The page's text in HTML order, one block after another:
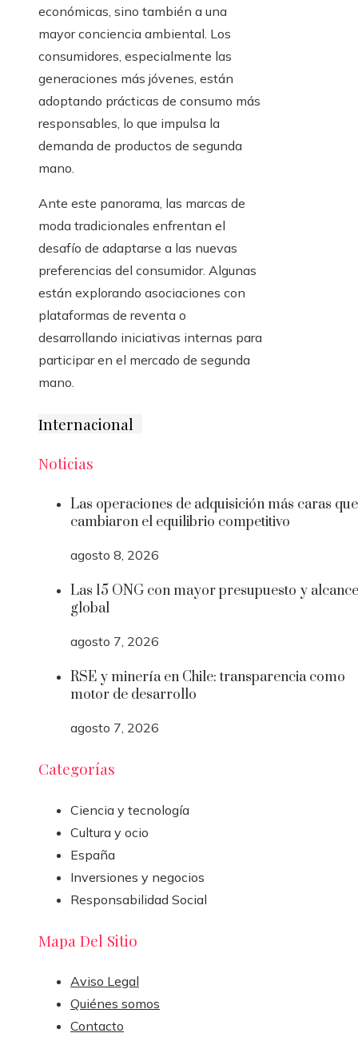
económicas, sino también a una
mayor conciencia ambiental. Los
consumidores, especialmente las
generaciones más jóvenes, están
adoptando prácticas de consumo más
responsables, lo que impulsa la
demanda de productos de segunda
mano.​
Ante este panorama, las marcas de
moda tradicionales enfrentan el
desafío de adaptarse a las nuevas
preferencias del consumidor. Algunas
están explorando asociaciones con
plataformas de reventa o
desarrollando iniciativas internas para
participar en el mercado de segunda
mano.
Internacional
Noticias
Las operaciones de adquisición más caras que
cambiaron el equilibrio competitivo
agosto 8, 2026
Las 15 ONG con mayor presupuesto y alcance
global
agosto 7, 2026
RSE y minería en Chile: transparencia como
motor de desarrollo
agosto 7, 2026
Categorías
Ciencia y tecnología
Cultura y ocio
España
Inversiones y negocios
Responsabilidad Social
Mapa Del Sitio
Aviso Legal
Quiénes somos
Contacto